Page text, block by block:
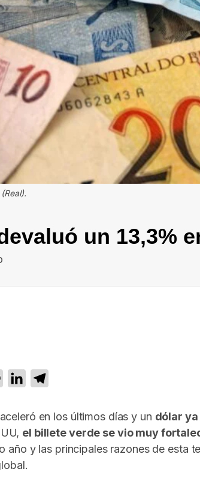
un 13,3%
WhatsApp
LinkedIn
en los últimos días y un dólar
el billete verde se vio muy
año y las principales razones de esta